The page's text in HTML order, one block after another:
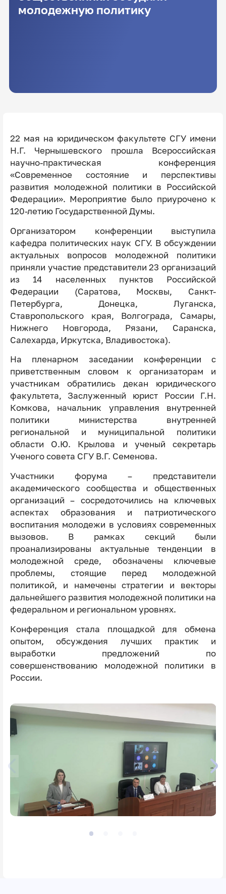
молодежную политику
22 мая на юридическом факультете СГУ имени
Н.Г. Чернышевского прошла Всероссийская
научно-практическая конференция
«Современное состояние и перспективы
развития молодежной политики в Российской
Федерации». Мероприятие было приурочено к
120-летию Государственной Думы.
Организатором конференции выступила
кафедра политических наук СГУ. В обсуждении
актуальных вопросов молодежной политики
приняли участие представители 23 организаций
из 14 населенных пунктов Российской
Федерации (Саратова, Москвы, Санкт-
Петербурга, Донецка, Луганска,
Ставропольского края, Волгограда, Самары,
Нижнего Новгорода, Рязани, Саранска,
Салехарда, Иркутска, Владивостока).
На пленарном заседании конференции с
приветственным словом к организаторам и
участникам обратились декан юридического
факультета, Заслуженный юрист России Г.Н.
Комкова, начальник управления внутренней
политики министерства внутренней
региональной и муниципальной политики
области О.Ю. Крылова и ученый секретарь
Ученого совета СГУ В.Г. Семенова.
Участники форума – представители
академического сообщества и общественных
организаций – сосредоточились на ключевых
аспектах образования и патриотического
воспитания молодежи в условиях современных
вызовов. В рамках секций были
проанализированы актуальные тенденции в
молодежной среде, обозначены ключевые
проблемы, стоящие перед молодежной
политикой, и намечены стратегии и векторы
дальнейшего развития молодежной политики на
федеральном и региональном уровнях.
Конференция стала площадкой для обмена
опытом, обсуждения лучших практик и
выработки предложений по
совершенствованию молодежной политики в
России.